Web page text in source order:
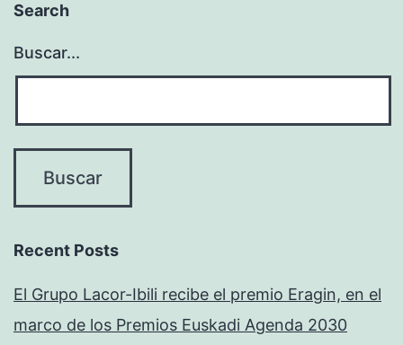
Search
Buscar...
Recent Posts
El Grupo Lacor-Ibili recibe el premio Eragin, en el
marco de los Premios Euskadi Agenda 2030